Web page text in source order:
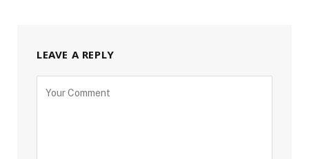
LEAVE A REPLY